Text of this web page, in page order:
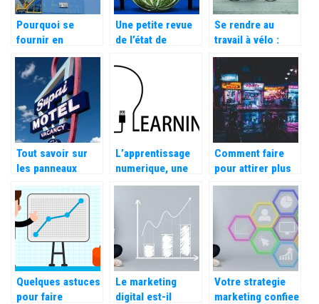
Pourquoi se
fournir en
matériel de
manutention
lorsque l’on est
une entreprise ?
Une petite revue
de l’état de
mondiale en 2022
Se rendre au
travail à vélo :
comment s’y
préparer ?
Tout savoir sur
les panneaux
L’apprentissage
numerique, une
pedagogie que le
monde ne peut
plus ignorer
Comment faire
pour attirer plus
de clients dans
votre magasin ?
Quelques astuces
pour faire
Le marketing
digital est-il
Votre strategie
marketing confiee